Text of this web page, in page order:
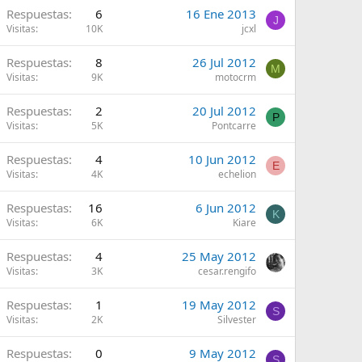
Respuestas 6
Visitas 10K
16 Ene 2013
jcxl
J
Respuestas 8
Visitas 9K
26 Jul 2012
motocrm
M
Respuestas 2
Visitas 5K
20 Jul 2012
Pontcarre
P
Respuestas 4
Visitas 4K
10 Jun 2012
echelion
E
Respuestas 16
Visitas 6K
6 Jun 2012
Kiare
K
Respuestas 4
Visitas 3K
25 May 2012
cesar.rengifo
Respuestas 1
Visitas 2K
19 May 2012
Silvester
S
Respuestas 0 9 May 2012